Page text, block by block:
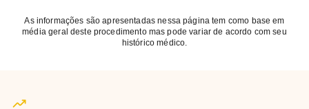
As informações são apresentadas nessa página tem como base em
média geral deste procedimento mas pode variar de acordo com seu
histórico médico.